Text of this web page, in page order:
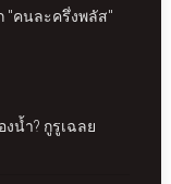
"คนละครึ่งพลัส"
น้ำ? กูรูเฉลย